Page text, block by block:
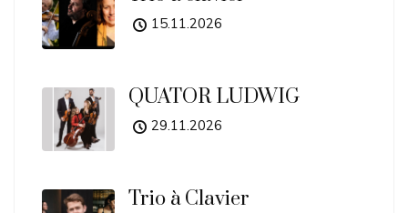
15.11.2026
QUATOR LUDWIG
29.11.2026
Trio à Clavier